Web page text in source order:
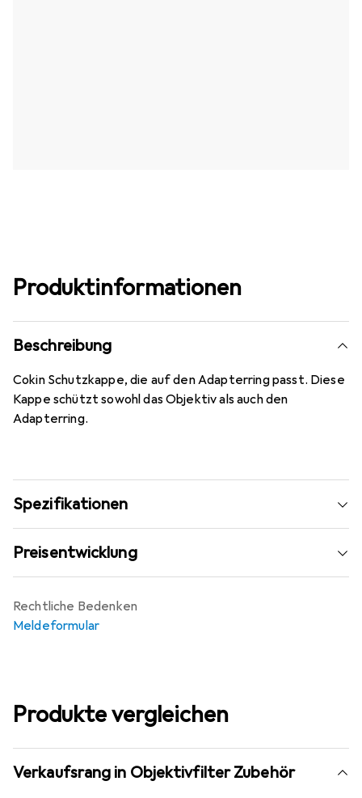
Produktinformationen
Beschreibung
Cokin Schutzkappe, die auf den Adapterring passt. Diese
Kappe schützt sowohl das Objektiv als auch den
Adapterring.
Spezifikationen
Preisentwicklung
Rechtliche Bedenken
Meldeformular
Produkte vergleichen
Verkaufsrang in Objektivfilter Zubehör